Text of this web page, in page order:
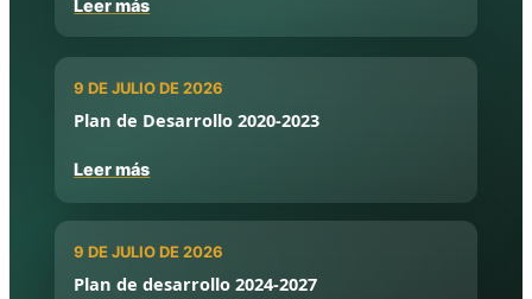
Leer más
9 DE JULIO DE 2026
Plan de Desarrollo 2020-2023
Leer más
9 DE JULIO DE 2026
Plan de desarrollo 2024-2027